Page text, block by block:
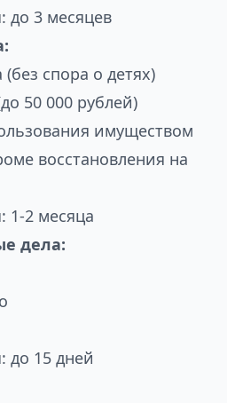
до 3 месяцев
спора о детях)
50 000 рублей)
имуществом
восстановления на
1-2 месяца
дела:
до 15 дней